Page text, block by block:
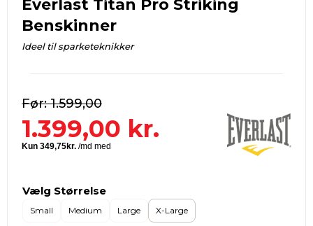
Everlast Titan Pro Striking
Benskinner
Ideel til sparketeknikker
1.599,00
1.399,00 kr.
Vælg Størrelse
Small Medium Large X-Large